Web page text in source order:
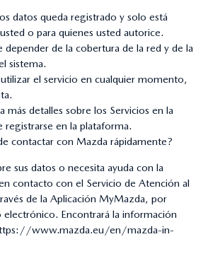
datos queda registrado y solo está
o para quienes usted autorice.
depender de la cobertura de la red y de la
sistema.
el servicio en cualquier momento,
más detalles sobre los Servicios en la
registrarse en la plataforma.
contactar con Mazda rápidamente?
sus datos o necesita ayuda con la
contacto con el Servicio de Atención al
de la Aplicación MyMazda, por
Encontrará la información
www.mazda.eu/en/mazda-in-